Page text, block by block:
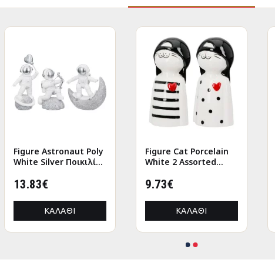
Figure Astronaut Poly
White Silver Ποικιλία
11X5X12Cm
13.83€
ΚΑΛΆΘΙ
Figure Cat Porcelain
White 2 Assorted
9.73€
ΚΑΛΆΘΙ
Aποτριχωτική
Συσκευή Gold Epil 3W
23.29€
ΚΑΛΆΘΙ
Figure Astronaut Poly
White Silver Ποικιλία
11X5X12Cm
13.83€
ΚΑΛΆΘΙ